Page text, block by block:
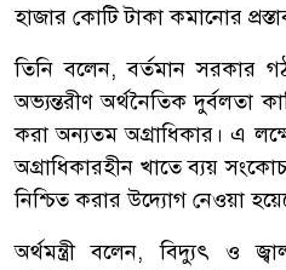
হাজার কোটি টাকা কমানোর
তিনি বলেন, বর্তমান সরকার
অভ্যন্তরীণ অর্থনৈতিক দুর্বলতা
করা অন্যতম অগ্রাধিকার। এ
অগ্রাধিকারহীন খাতে ব্যয়
নিশ্চিত করার উদ্যোগ নেওয়া
অর্থমন্ত্রী বলেন, বিদ্যুৎ ও